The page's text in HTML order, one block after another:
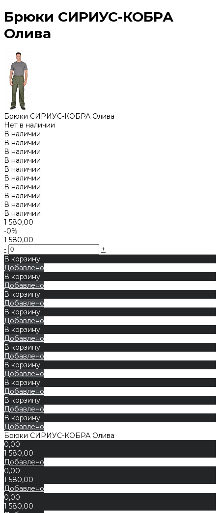
Брюки СИРИУС-КОБРА
Олива
Брюки СИРИУС-КОБРА Олива
Нет в наличии
В наличии
В наличии
В наличии
В наличии
В наличии
В наличии
В наличии
В наличии
В наличии
В наличии
1 580,00
-0%
1 580,00
-
+
В корзину
Добавлено
В корзину
Добавлено
В корзину
Добавлено
В корзину
Добавлено
В корзину
Добавлено
В корзину
Добавлено
В корзину
Добавлено
В корзину
Добавлено
В корзину
Добавлено
В корзину
Добавлено
Брюки СИРИУС-КОБРА Олива
0,00
1 580,00
Добавлено
0,00
1 580,00
Добавлено
0,00
1 580,00